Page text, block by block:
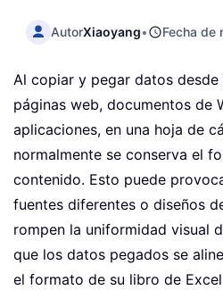
AutorXiaoyang• Fecha de
Al copiar y pegar datos
páginas web, documentos de
aplicaciones, en una hoja de
normalmente se conserva el
contenido. Esto puede
fuentes diferentes o diseños
rompen la uniformidad visual
que los datos pegados se
el formato de su libro de